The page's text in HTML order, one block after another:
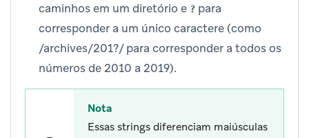
caminhos em um diretório e ? para
corresponder a um único caractere (como
/archives/201?/ para corresponder a todos os
números de 2010 a 2019).
Nota
Essas strings diferenciam maiúsculas